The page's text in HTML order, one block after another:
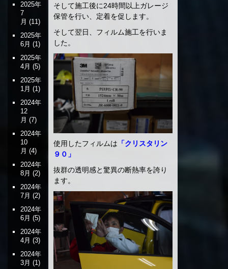
そして施工後に24時間以上ガレージ
保管を行い、定着を促します。
そして翌日、フィルム施工を行いま
した。
使用したフィルムは 「クリスタリン
９０」
抜群の透明感と驚異の断熱率を誇り
ます。
2025年
7
月 (11)
2025年
6月 (1)
2025年
4月 (5)
2025年
1月 (1)
2024年
12
月 (7)
2024年
10
月 (4)
2024年
8月 (2)
2024年
7月 (2)
2024年
6月 (5)
2024年
4月 (3)
2024年
3月 (1)